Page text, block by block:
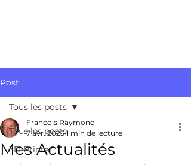
Post
Tous les posts
3D Printer
Tous les posts
Mes Actualités
Francois Raymond
7 avr. 2025 1 min de lecture